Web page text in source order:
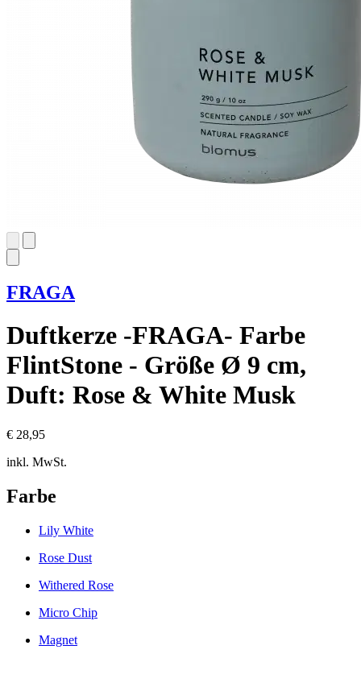
FRAGA
Duftkerze -FRAGA- Farbe
FlintStone - Größe Ø 9 cm,
Duft: Rose & White Musk
€ 28,95
inkl. MwSt.
Farbe
Lily White
Rose Dust
Withered Rose
Micro Chip
Magnet